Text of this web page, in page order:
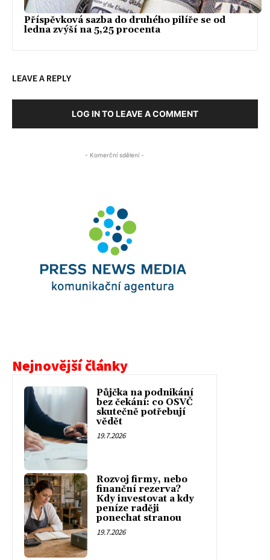
Příspěvková sazba do druhého pilíře se od
ledna zvýší na 5,25 procenta
LEAVE A REPLY
LOG IN TO LEAVE A COMMENT
- Komerční sdělení -
Nejnovější články
Půjčka na podnikání
bez čekání: co OSVČ
skutečně potřebují
vědět
19.7.2026
Rozvoj firmy, nebo
finanční rezerva?
Kdy investovat a kdy
peníze raději
ponechat stranou
19.7.2026